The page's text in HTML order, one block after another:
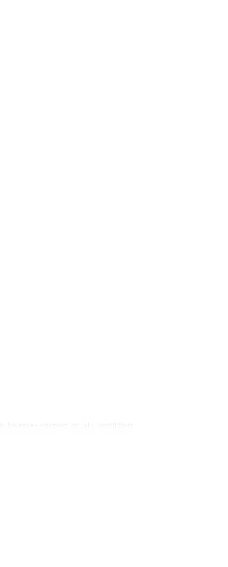
perfect voor plekken waar